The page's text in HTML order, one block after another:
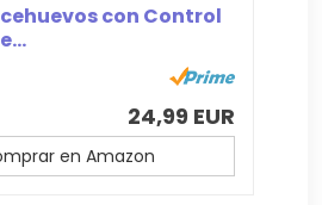
con Control
24,99 EUR
en Amazon